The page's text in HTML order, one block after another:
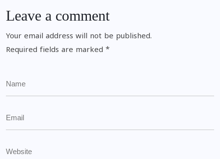
Leave a comment
Your email address will not be published.
Required fields are marked *